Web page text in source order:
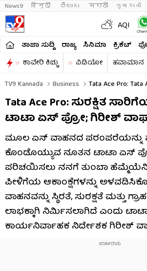
News9 हिन्दी తెలుగు मराठी ગુજરાતી
AQI
ತಾಜಾ ಸುದ್ದಿ ರಾಜ್ಯ ಸಿನಿಮಾ ಕ್ರಿಕೆಟ್​
ಕಾವೇರಿ ಕಿಚ್ಚು
ವಿಡಿಯೋ ಹವಾಮಾನ
TV9 Kannada
Business Tata Ace Pro:
Tata Ace Pro: ಸುರಕ್ಷಿತ
ಟಾಟಾ ಏಸ್‌ ಪ್ರೋ; ಗಿರೀಶ್‌
ಮೂಲ ಏಸ್‌ ವಾಹನದ ಪರಂಪರೆಯನ್ನು
ಕೊಂಡೊಯ್ಯುವ ನೂತನ ಟಾಟಾ ಏಸ್‌
ಪರಿಚಯಿಸಲು ನನಗೆ ತುಂಬಾ
ಪೀಳಿಗೆಯ ಆಕಾಂಕ್ಷೆಗಳನ್ನು
ವಾಹನವನ್ನು ಸ್ಥಿರತೆ, ಸುರಕ್ಷತೆ ಮತ್ತು
ಲಾಭಕ್ಕಾಗಿ ನಿರ್ಮಿಸಲಾಗಿದೆ ಎಂದು
ಕಾರ್ಯನಿರ್ವಾಹಕ ನಿರ್ದೇಶಕ ಗಿರೀಶ್‌